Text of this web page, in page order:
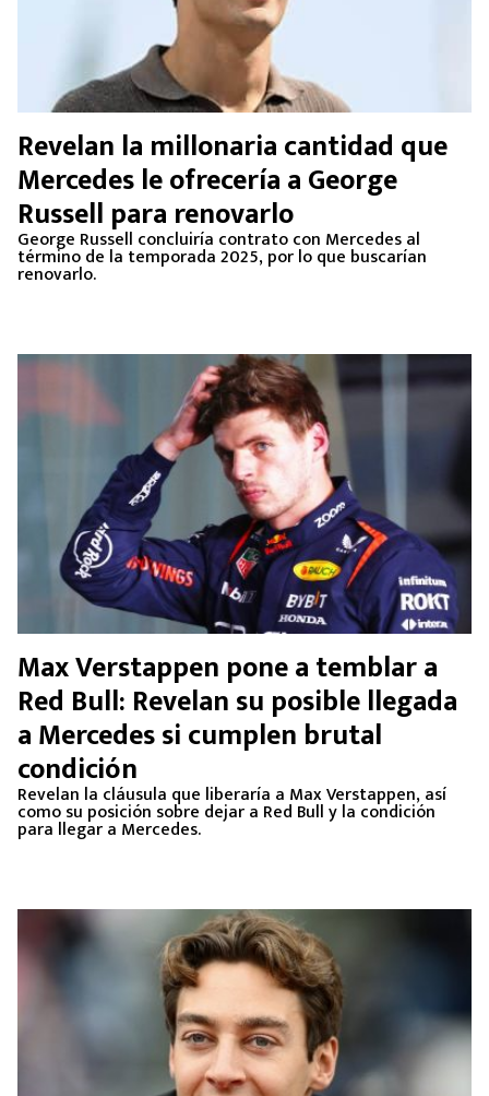
Revelan la millonaria cantidad que
Mercedes le ofrecería a George
Russell para renovarlo
George Russell concluiría contrato con Mercedes al
término de la temporada 2025, por lo que buscarían
renovarlo.
Max Verstappen pone a temblar a
Red Bull: Revelan su posible llegada
a Mercedes si cumplen brutal
condición
Revelan la cláusula que liberaría a Max Verstappen, así
como su posición sobre dejar a Red Bull y la condición
para llegar a Mercedes.